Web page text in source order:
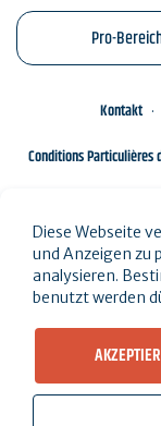
Sehen Sie die
Pro-
Kontakt
Conditions Particulières
Diese Webseite
und Anzeigen zu
analysieren.
benutzt werden